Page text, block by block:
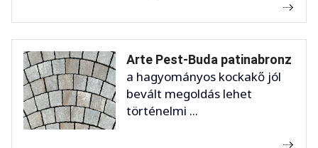
Arte Pest-Buda patinabronz
a hagyományos kockakő jól
bevált megoldás lehet
történelmi ...